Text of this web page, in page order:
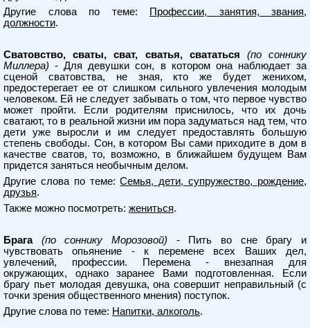
Другие слова по теме:
Профессии, занятия, звания,
должности.
Сватовство, сваты, сват, сватья, свататься
(по соннику
Миллера) - Для девушки сон, в котором она наблюдает за
сценой сватовства, не зная, кто же будет женихом,
предостерегает ее от слишком сильного увлечения молодым
человеком. Ей не следует забывать о том, что первое чувство
может пройти. Если родителям приснилось, что их дочь
сватают, то в реальной жизни им пора задуматься над тем, что
дети уже выросли и им следует предоставлять большую
степень свободы. Сон, в котором Вы сами приходите в дом в
качестве сватов, то, возможно, в ближайшем будущем Вам
придется заняться необычным делом.
Другие слова по теме:Семья, дети, супружество, рождение,
друзья.
Также можно посмотреть: жениться.
Брага (по соннику Морозовой) - Пить во сне брагу и
чувствовать опьянение - к перемене всех Ваших дел,
увлечений, профессии. Перемена - внезапная для
окружающих, однако заранее Вами подготовленная. Если
брагу пьет молодая девушка, она совершит неправильный (с
точки зрения общественного мнения) поступок.
Другие слова по теме: Напитки, алкоголь.